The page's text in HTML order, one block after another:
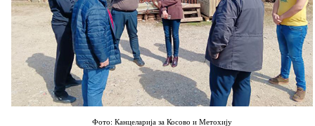
Фото: Канцеларија за Косово и Метохију